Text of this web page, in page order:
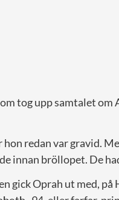
tog upp samtalet
redan var gravid.
innan bröllopet. De
gick Oprah ut med,